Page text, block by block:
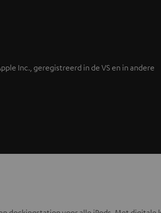
Inc., geregistreerd in de VS en in andere